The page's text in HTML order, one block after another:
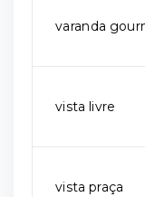
varanda
vista livre
vista praça